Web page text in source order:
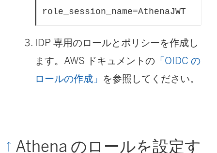
role_session_name=AthenaJWT
IDP 専用のロールとポリシーを作成し
ます。AWS ドキュメントの 「OIDC の
ロールの作成」 を参照してください。
Athena のロールを設定す